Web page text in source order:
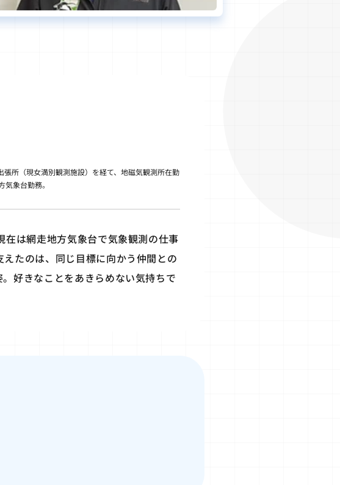
所（現女満別観測施設）を経て、地磁気観測所在勤
象台勤務。
は網走地方気象台で気象観測の仕事
たのは、同じ目標に向かう仲間との
好きなことをあきらめない気持ちで